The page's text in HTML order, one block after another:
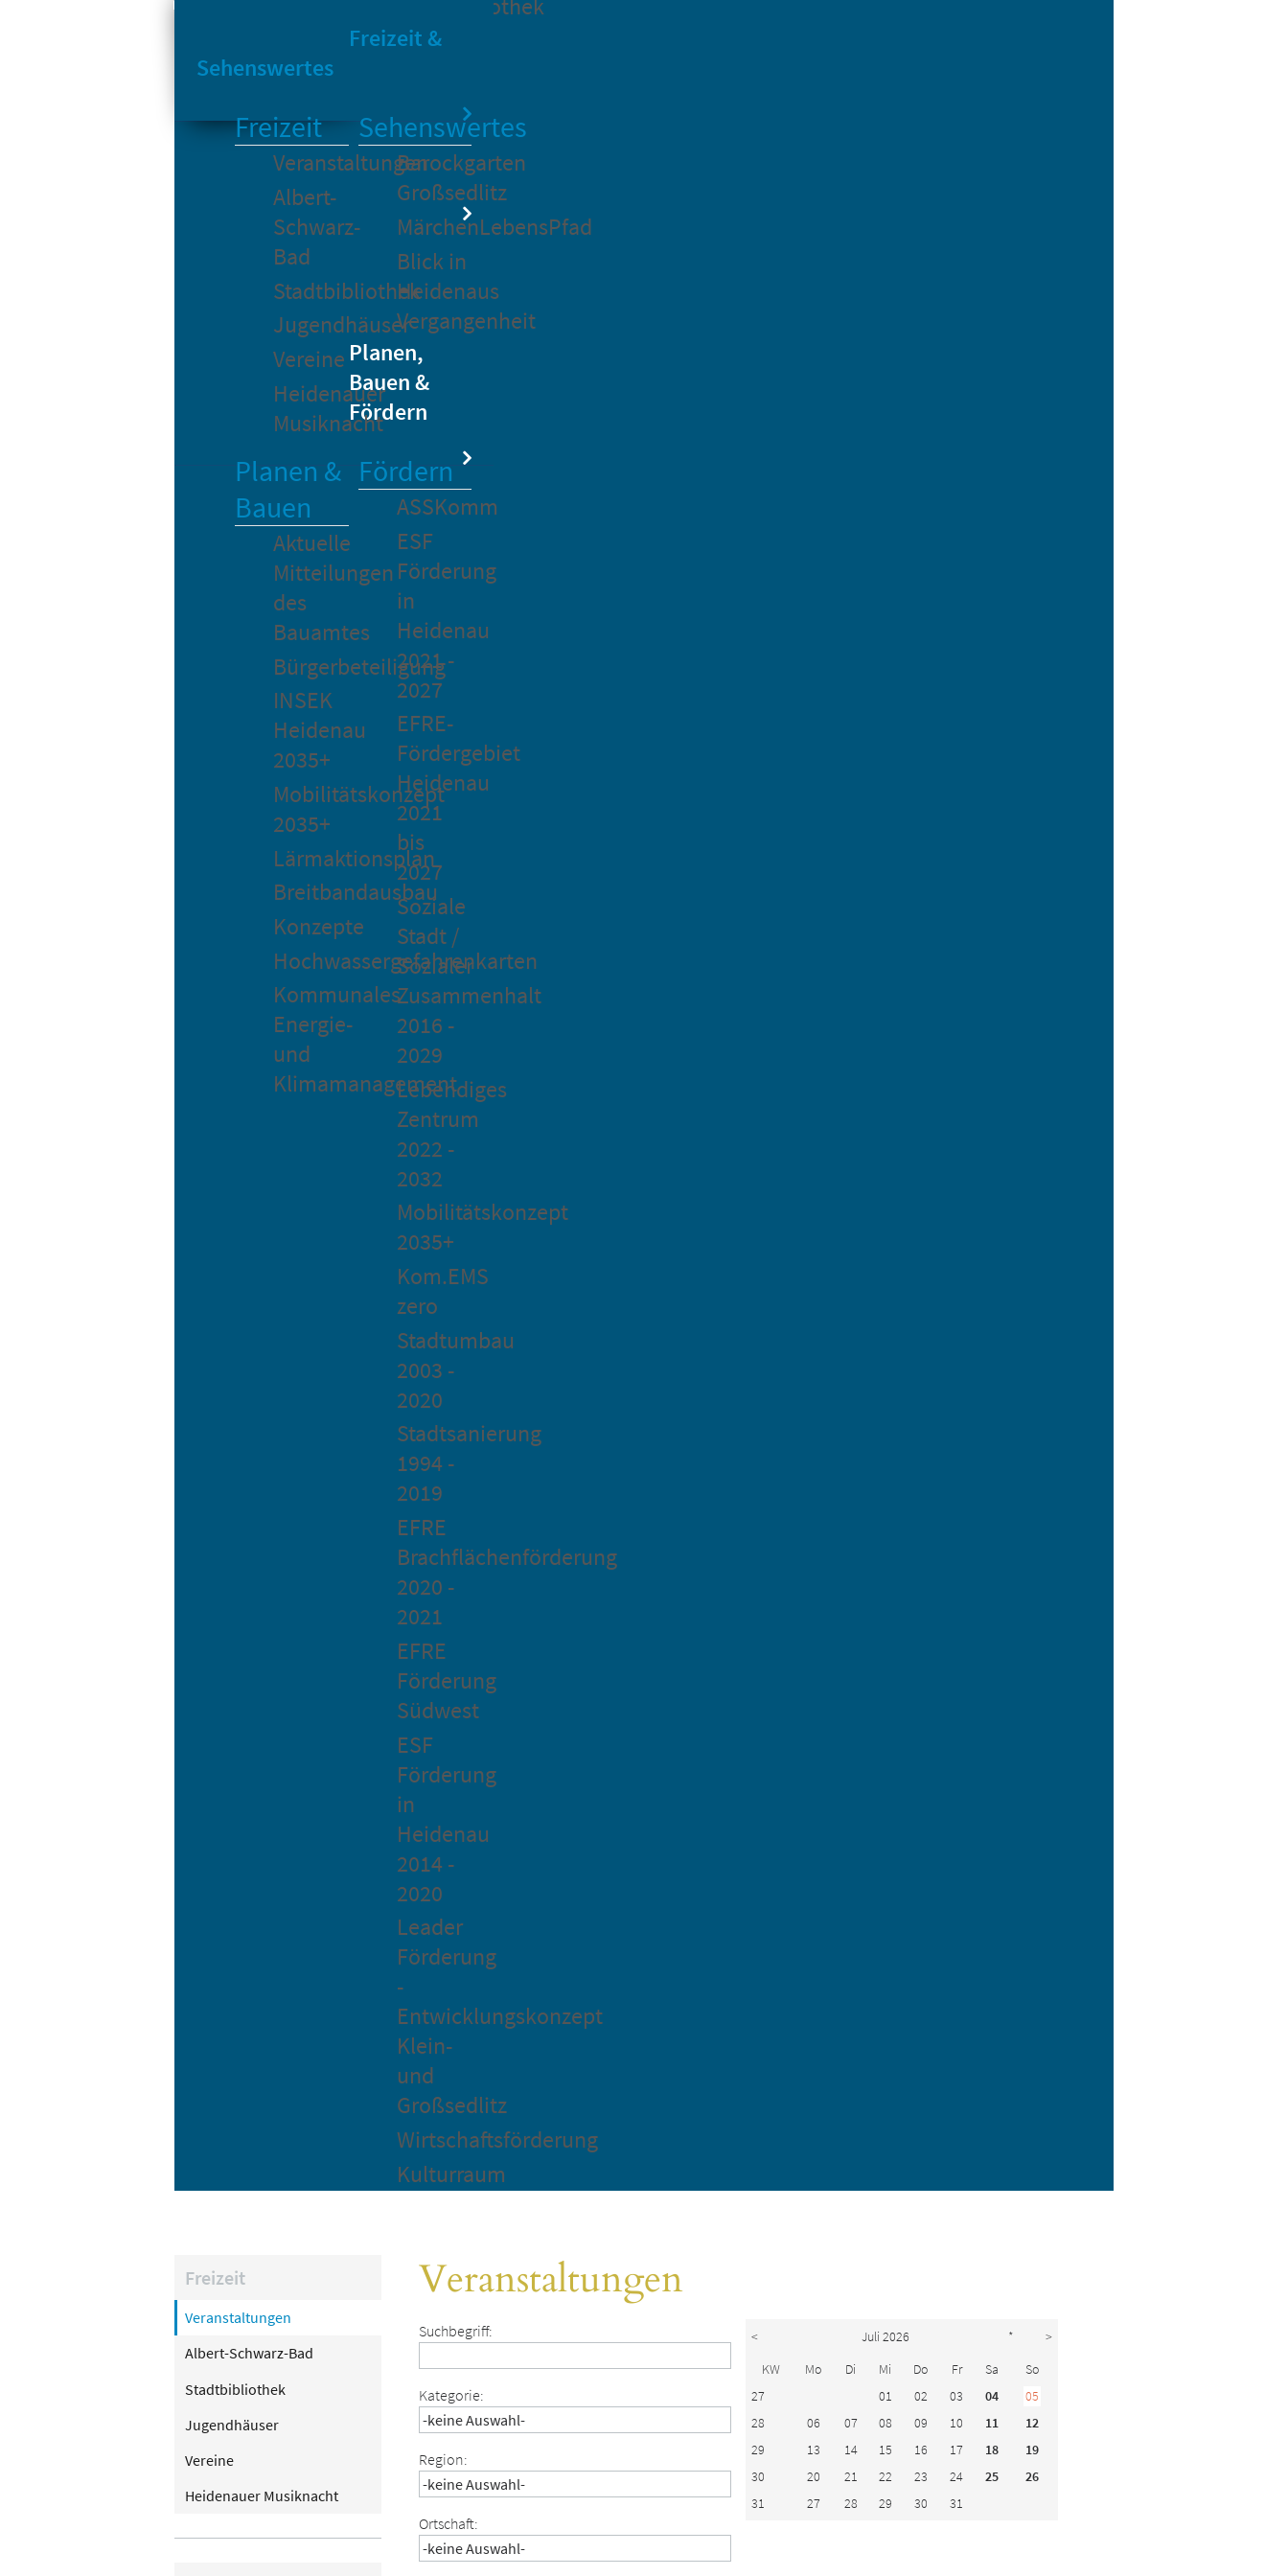
Bikesharing
Stadtbibliothek
Freizeit &
Sehenswertes
Freizeit
Veranstaltungen
Albert-
Schwarz-
Bad
Stadtbibliothek
Jugendhäuser
Vereine
Heidenauer
Musiknacht
Sehenswertes
Barockgarten
Großsedlitz
MärchenLebensPfad
Blick in
Heidenaus
Vergangenheit
Planen,
Bauen &
Fördern
Planen &
Bauen
Aktuelle
Mitteilungen
des
Bauamtes
Bürgerbeteiligung
INSEK
Heidenau
2035+
Mobilitätskonzept
2035+
Lärmaktionsplan
Breitbandausbau
Konzepte
Hochwassergefahrenkarten
Kommunales
Energie-
und
Klimamanagement
Fördern
ASSKomm
ESF
Förderung
in
Heidenau
2021 -
2027
EFRE-
Fördergebiet
Heidenau
2021
bis
2027
Soziale
Stadt /
Sozialer
Zusammenhalt
2016 -
2029
Lebendiges
Zentrum
2022 -
2032
Mobilitätskonzept
2035+
Kom.EMS
zero
Stadtumbau
2003 -
2020
Stadtsanierung
1994 -
2019
EFRE
Brachflächenförderung
2020 -
2021
EFRE
Förderung
Südwest
ESF
Förderung
in
Heidenau
2014 -
2020
Leader
Förderung
-
Entwicklungskonzept
Klein-
und
Großsedlitz
Wirtschaftsförderung
Kulturraum
Freizeit
Veranstaltungen
Albert-Schwarz-Bad
Stadtbibliothek
Jugendhäuser
Vereine
Heidenauer Musiknacht
Veranstaltungen
Suchbegriff:
Kategorie:
Region:
Ortschaft:
< Juli 2026 *
>
KW
Mo Di Mi Do Fr Sa
So
27
01 02 03 04
05
28
06 07 08 09 10 11
12
29
13 14 15 16 17 18
19
30
20 21 22 23 24 25
26
31
27 28 29 30 31